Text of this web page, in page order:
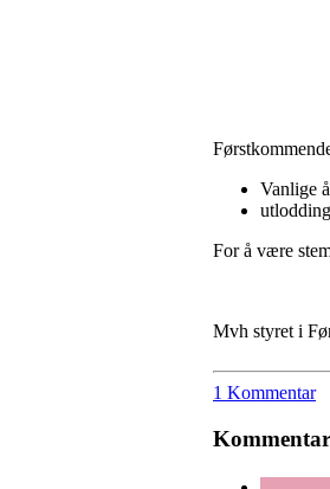
Vanlige
For å være
Mvh styret i
1 Kommentar